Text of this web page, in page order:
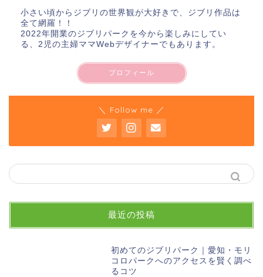
小さい頃からジブリの世界観が大好きで、ジブリ作品は
全て網羅！！
2022年開業のジブリパークを今から楽しみにしてい
る、2児の主婦ママWebデザイナーでもあります。
プロフィール
＼ Follow me ／
最近の投稿
初めてのジブリパーク｜愛知・モリ
コロパークへのアクセスを賢く調べ
るコツ